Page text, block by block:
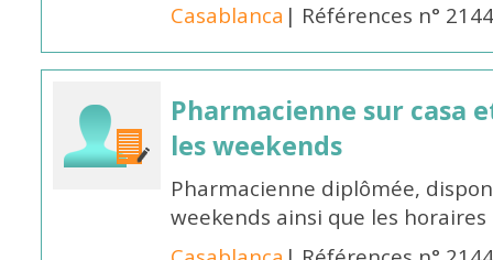
Casablanca | Références n°
Pharmacienne sur casa
les weekends
Pharmacienne diplômée,
weekends ainsi que les